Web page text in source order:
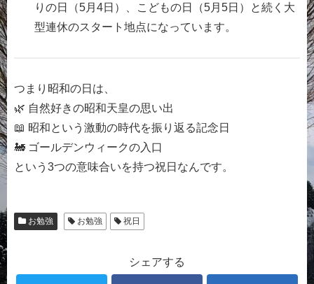
りの日（5月4日）、こどもの日（5月5日）と続く大
型連休のスタート地点になっています。
つまり昭和の日は、
🌿 自然好きの昭和天皇の思い出
📖 昭和という激動の時代を振り返る記念日
🚂 ゴールデンウィークの入口
という3つの意味合いを持つ祝日なんです。
お勉強 お勉強 祝日
シェアする